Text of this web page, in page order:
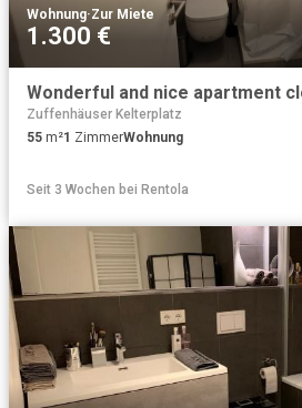
Wohnung·Zur Miete
1.300 €
Zuffenhäuser Kelterplatz
55 m²1 ZimmerWohnung
Seit 3 Wochen bei Rentola